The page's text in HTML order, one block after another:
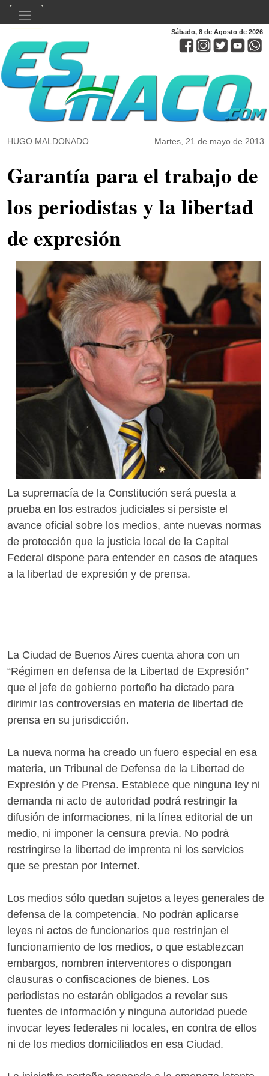
Sábado, 8 de Agosto de 2026
HUGO MALDONADO Martes, 21 de mayo de 2013
Garantía para el trabajo de
los periodistas y la libertad
de expresión
La supremacía de la Constitución será puesta a
prueba en los estrados judiciales si persiste el
avance oficial sobre los medios, ante nuevas normas
de protección que la justicia local de la Capital
Federal dispone para entender en casos de ataques
a la libertad de expresión y de prensa.
La Ciudad de Buenos Aires cuenta ahora con un
“Régimen en defensa de la Libertad de Expresión”
que el jefe de gobierno porteño ha dictado para
dirimir las controversias en materia de libertad de
prensa en su jurisdicción.
La nueva norma ha creado un fuero especial en esa
materia, un Tribunal de Defensa de la Libertad de
Expresión y de Prensa. Establece que ninguna ley ni
demanda ni acto de autoridad podrá restringir la
difusión de informaciones, ni la línea editorial de un
medio, ni imponer la censura previa. No podrá
restringirse la libertad de imprenta ni los servicios
que se prestan por Internet.
Los medios sólo quedan sujetos a leyes generales de
defensa de la competencia. No podrán aplicarse
leyes ni actos de funcionarios que restrinjan el
funcionamiento de los medios, o que establezcan
embargos, nombren interventores o dispongan
clausuras o confiscaciones de bienes. Los
periodistas no estarán obligados a revelar sus
fuentes de información y ninguna autoridad puede
invocar leyes federales ni locales, en contra de ellos
ni de los medios domiciliados en esa Ciudad.